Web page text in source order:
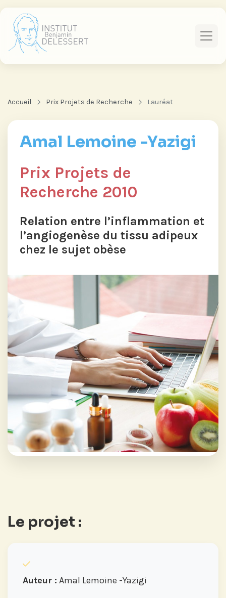
Accueil Prix Projets de Recherche Lauréat
Amal Lemoine -Yazigi
Prix Projets de
Recherche 2010
Relation entre l’inflammation et
l’angiogenèse du tissu adipeux
chez le sujet obèse
Le projet :
Auteur : Amal Lemoine -Yazigi